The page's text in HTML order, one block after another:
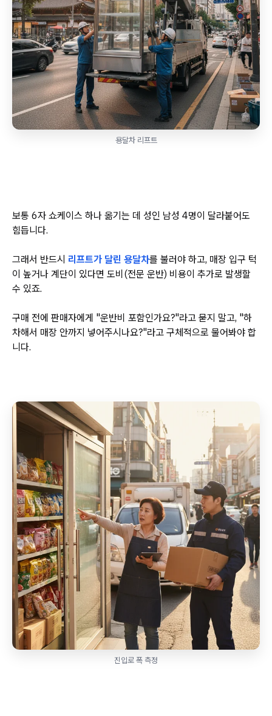
용달차 리프트
보통 6자 쇼케이스 하나 옮기는 데 성인 남성 4명이 달라붙어도
힘듭니다.
그래서 반드시 리프트가 달린 용달차를 불러야 하고, 매장 입구 턱
이 높거나 계단이 있다면 도비(전문 운반) 비용이 추가로 발생할
수 있죠.
구매 전에 판매자에게 "운반비 포함인가요?"라고 묻지 말고, "하
차해서 매장 안까지 넣어주시나요?"라고 구체적으로 물어봐야 합
니다.
진입로 폭 측정